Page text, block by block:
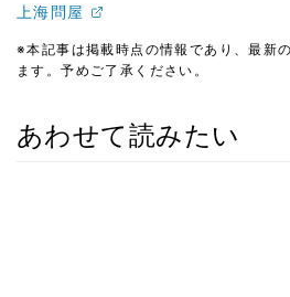
上海問屋
※本記事は掲載時点の情報であり、最新
ます。予めご了承ください。
あわせて読みたい